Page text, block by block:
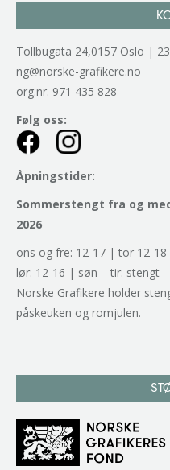
Tollbugata 24,0157 Oslo |
ng@norske-grafikere.no
org.nr. 971 435 828
Følg oss:
Åpningstider:
Sommerstengt fra og
2026
ons og fre: 12-17 | tor 12-18
lør: 12-16 | søn – tir: stengt
Norske Grafikere holder
påskeuken og romjulen.